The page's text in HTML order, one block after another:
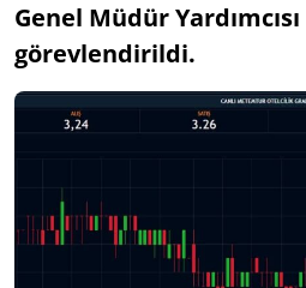
Genel Müdür
görevlendirildi.